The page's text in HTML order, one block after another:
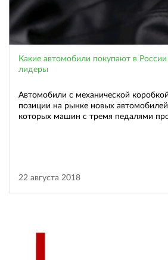
Какие автомобили покупают в
лидеры
Автомобили с механической
позиции на рынке новых
которых машин с тремя педалями
22 августа 2018